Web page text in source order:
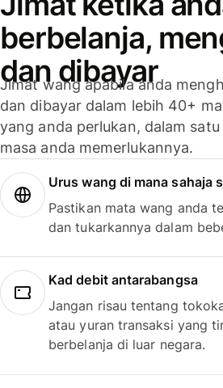
berbelanja,
dan dibayar
Jimat wang apabila anda
dan dibayar dalam lebih 40+
yang anda perlukan, dalam
masa anda memerlukannya.
Urus wang di mana sahaja
Pastikan mata wang anda
dan tukarkannya dalam
Kad debit antarabangsa
Jangan risau tentang
atau yuran transaksi yang
berbelanja di luar negara.